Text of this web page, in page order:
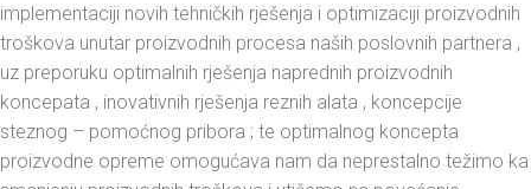
implementaciji novih tehničkih rješenja i optimizaciji proizvodnih
troškova unutar proizvodnih procesa naših poslovnih partnera ,
uz preporuku optimalnih rješenja naprednih proizvodnih
koncepata , inovativnih rješenja reznih alata , koncepcije
steznog – pomoćnog pribora ; te optimalnog koncepta
proizvodne opreme omogućava nam da neprestalno težimo ka